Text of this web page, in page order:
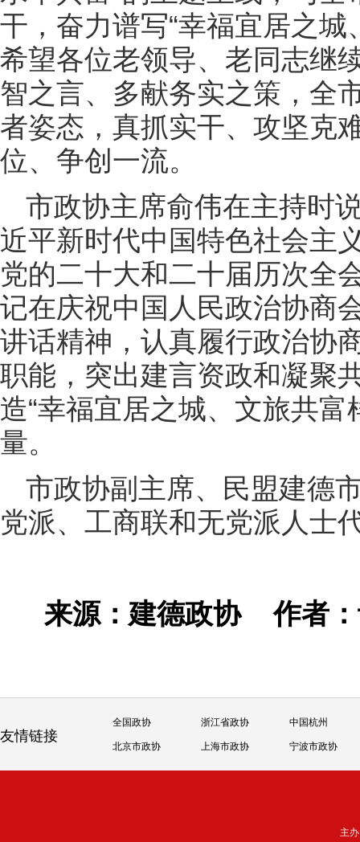
干，奋力谱写“幸福宜居之
希望各位老领导、老同志继
智之言、多献务实之策，全
者姿态，真抓实干、攻坚克
位、争创一流。
市政协主席俞伟在主持时
近平新时代中国特色社会主
党的二十大和二十届历次全
记在庆祝中国人民政治协商
讲话精神，认真履行政治协
职能，突出建言资政和凝聚
造“幸福宜居之城、文旅共
量。
市政协副主席、民盟建德
党派、工商联和无党派人士
来源：建德政协作者
友情链接
全国政协 浙江省政协 中国杭州
北京市政协 上海市政协 宁波市政协
主